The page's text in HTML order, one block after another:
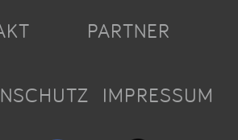
PARTNER
IMPRESSUM